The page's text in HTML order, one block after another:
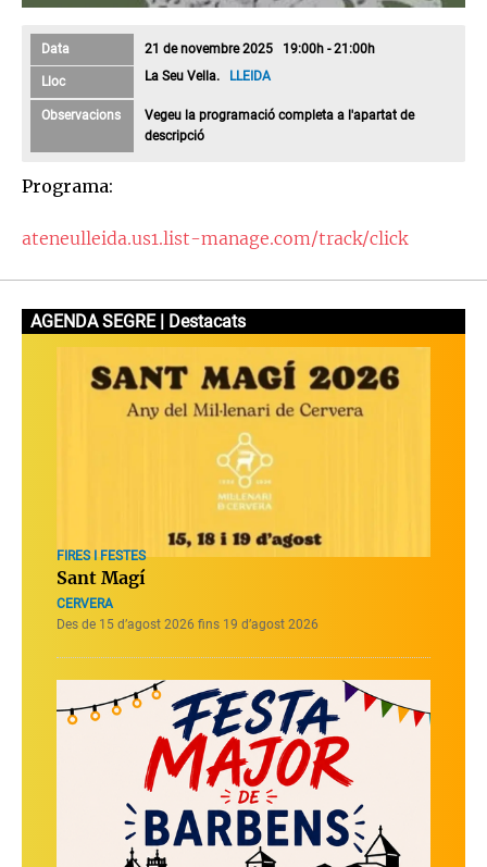
Data 21 de novembre 2025 19:00h - 21:00h
Lloc La Seu Vella. LLEIDA
Observacions
Vegeu la programació completa a l'apartat de
descripció
Programa:
ateneulleida.us1.list-manage.com/track/click
AGENDA SEGRE | Destacats
FIRES I FESTES
Sant Magí
CERVERA
Des de 15 d’agost 2026 fins 19 d’agost 2026